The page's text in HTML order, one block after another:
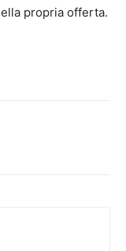
propria offerta.